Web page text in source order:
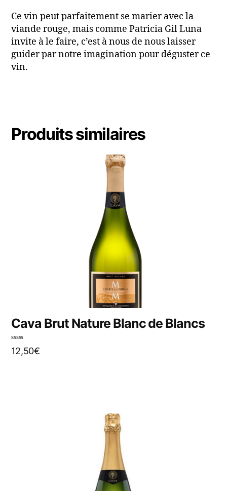
Ce vin peut parfaitement se marier avec la
viande rouge, mais comme Patricia Gil Luna
invite à le faire, c’est à nous de nous laisser
guider par notre imagination pour déguster ce
vin.
Produits similaires
Cava Brut Nature Blanc de Blancs
N
12,50€